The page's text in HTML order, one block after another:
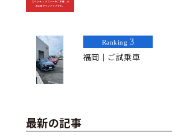
Ranking 3
福岡｜ご試乗車
最新の記事